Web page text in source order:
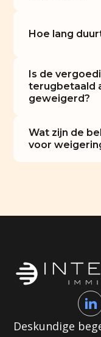
Hoe lang
Is de
terugbetaald
geweigerd?
Wat zijn de
voor
Deskundige